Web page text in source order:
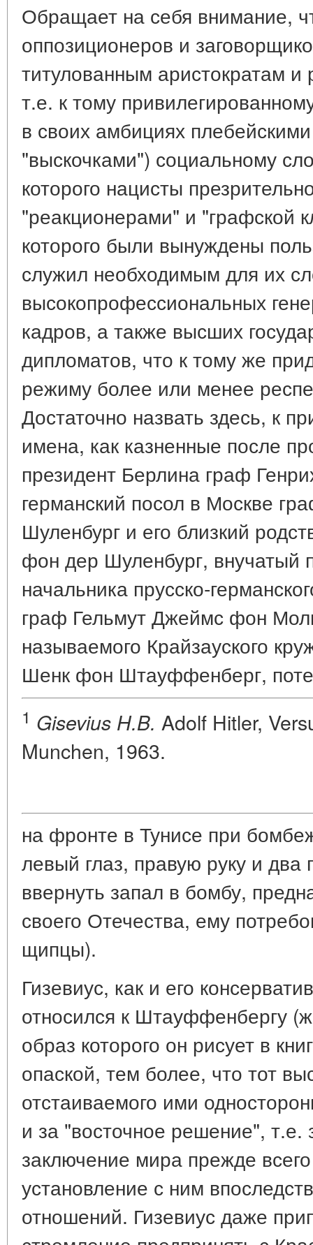
Обращает на себя внимание,
оппозиционеров и
титулованным аристократам и
т.е. к тому
в своих амбициях
"выскочками") социальному
которого нацисты
"реакционерами" и "графской
которого были вынуждены
служил необходимым для их
высокопрофессиональных
кадров, а также высших
дипломатов, что к тому же
режиму более или менее
Достаточно назвать здесь, к
имена, как казненные после
президент Берлина граф
германский посол в Москве
Шуленбург и его близкий
фон дер Шуленбург, внучатый
начальника прусско-
граф Гельмут Джеймс фон
называемого Крайзауского
Шенк фон Штауффенберг,
1 Gisevius H.B. Adolf Hitler,
Munchen, 1963.
на фронте в Тунисе при
левый глаз, правую руку и
ввернуть запал в бомбу,
своего Отечества, ему
щипцы).
Гизевиус, как и его
относился к Штауффенбергу
образ которого он рисует в
опаской, тем более, что тот
отстаиваемого ими
и за "восточное решение", т.е.
заключение мира прежде
установление с ним
отношений. Гизевиус даже